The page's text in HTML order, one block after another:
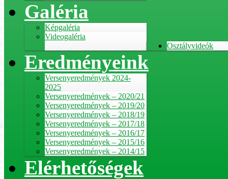
Galéria
Képgaléria
Videogaléria
Osztályvideók
Eredményeink
Versenyeredmények 2024-
2025
Versenyeredmények – 2020/21
Versenyeredmények – 2019/20
Versenyeredmények – 2018/19
Versenyeredmények – 2017/18
Versenyeredmények – 2016/17
Versenyeredmények – 2015/16
Versenyeredmények – 2014/15
Elérhetőségek